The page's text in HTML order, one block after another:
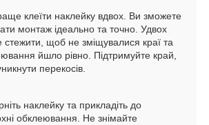
клеїти наклейку вдвох. Ви зможете
монтаж ідеально та точно. Удвох
стежити, щоб не зміщувалися краї та
йшло рівно. Підтримуйте край,
перекосів.
наклейку та прикладіть до
обклеювання. Не знімайте